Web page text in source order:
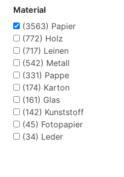
Material
(3563) Papier
(772) Holz
(717) Leinen
(542) Metall
(331) Pappe
(174) Karton
(161) Glas
(142) Kunststoff
(45) Fotopapier
(34) Leder